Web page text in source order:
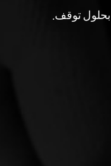
بحلول توقف.